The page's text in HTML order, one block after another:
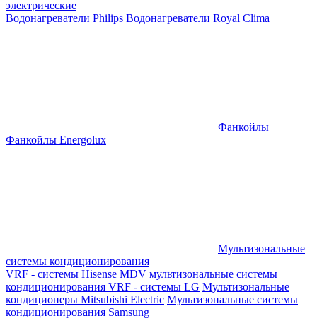
электрические
Водонагреватели Philips Водонагреватели Royal Clima
Фанкойлы
Фанкойлы Energolux
Мультизональные
системы кондиционирования
VRF - системы Hisense MDV мультизональные системы
кондиционирования VRF - системы LG Мультизональные
кондиционеры Mitsubishi Electric Мультизональные системы
кондиционирования Samsung